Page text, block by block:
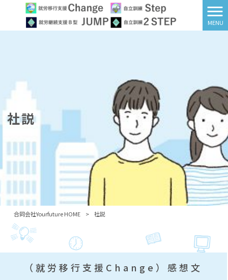
MENU
社説
合同会社Yourfuture HOME > 社説
（就労移行支援Change）感想文